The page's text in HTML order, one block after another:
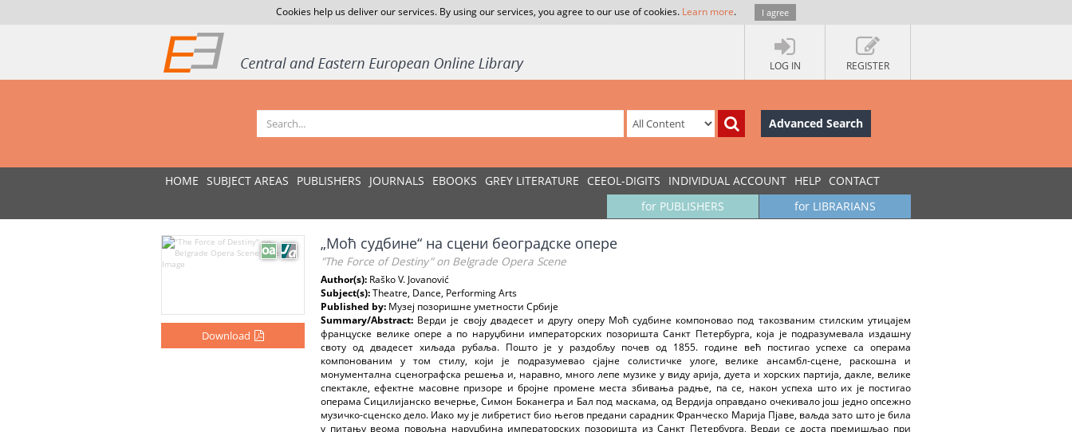
Cookies help us deliver our services. By using our services, you agree to our use of cookies. Learn more. I agree
LOG IN REGISTER
Advanced Search
HOME SUBJECT AREAS PUBLISHERS JOURNALS EBOOKS GREY LITERATURE CEEOL-DIGITS INDIVIDUAL ACCOUNT HELP CONTACT
for LIBRARIANS
for PUBLISHERS
Download
„Моћ судбине“ на сцени београдске опере
"The Force of Destiny" on Belgrade Opera Scene
Author(s): Raško V. Jovanović
Subject(s):Theatre, Dance, Performing Arts
Published by: Музеј позоришне уметности Србије
Summary/Abstract: Верди је своју двадесет и другу оперу Моћ судбине компоновао под такозваним стилским утицајем
француске велике опере а по наруџбини императорских позоришта Санкт Петербурга, која је подразумевала издашну
своту од двадесет хиљада рубаља. Пошто је у раздобљу почев од 1855. године већ постигао успехе са операма
компонованим у том стилу, који је подразумевао сјајне солистичке улоге, велике ансамбл-сцене, раскошна и
монументална сценографска решења и, наравно, много лепе музике у виду арија, дуета и хорских партија, дакле, велике
спектакле, ефектне масовне призоре и бројне промене места збивања радње, па се, након успеха што их је постигао
операма Сицилијанско вечерње, Симон Боканегра и Бал под маскама, од Вердија оправдано очекивало још једно опсежно
музичко-сценско дело. Иако му је либретист био његов предани сарадник Франческо Марија Пјаве, ваљда зато што је била
у питању веома повољна наруџбина императорских позоришта из Санкт Петербурга, Верди се доста премишљао при